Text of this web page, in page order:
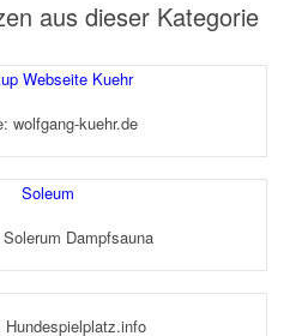
aus dieser Kategorie
wolfgang-kuehr.de
Dampfsauna
Hundespielplatz.info